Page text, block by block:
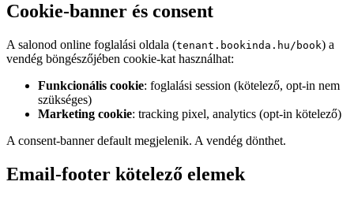
Cookie-banner és consent
A salonod online foglalási oldala (tenant.bookinda.hu/book) a
vendég böngészőjében cookie-kat használhat:
Funkcionális cookie: foglalási session (kötelező, opt-in nem
szükséges)
Marketing cookie: tracking pixel, analytics (opt-in kötelező)
A consent-banner default megjelenik. A vendég dönthet.
Email-footer kötelező elemek